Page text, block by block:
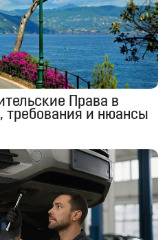
Права в
требования и нюансы